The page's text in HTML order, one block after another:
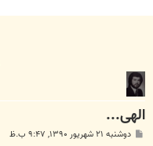
الهی...
پ دوشنبه ۲۱ شهریور ۱۳۹۰, ۹:۴۷ ب.ظ